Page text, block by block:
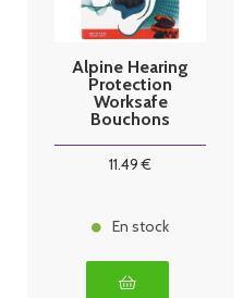
Alpine Hearing
Protection
Worksafe
Bouchons
11.49 €
En stock